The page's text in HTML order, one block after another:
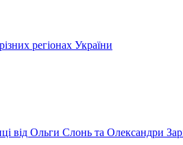
регіонах України
від Ольги Слонь та Олександри